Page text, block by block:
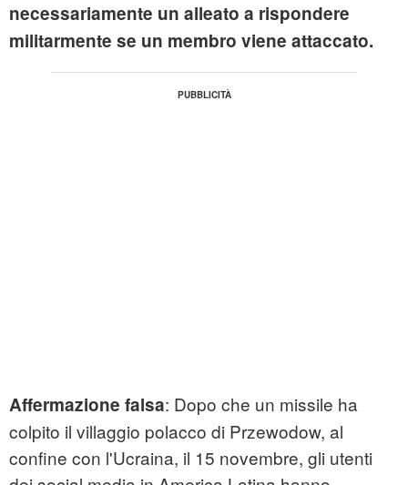
necessariamente un alleato a rispondere
militarmente se un membro viene attaccato.
Affermazione falsa: Dopo che un missile ha
colpito il villaggio polacco di Przewodow, al
confine con l'Ucraina, il 15 novembre, gli utenti